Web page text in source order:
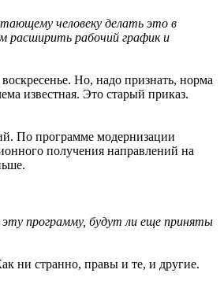
человеку делать это в
расширить рабочий график и
Но, надо признать, норма
известная. Это старый приказ.
По программе модернизации
получения направлений на
эту программу, будут ли еще приняты
ни странно, правы и те, и другие.